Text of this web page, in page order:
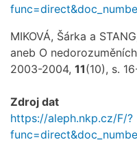
MIKOVÁ, Šárka a
aneb O
2003-2004, 11(10), s.
Zdroj dat
https://aleph.nkp.cz/F/?